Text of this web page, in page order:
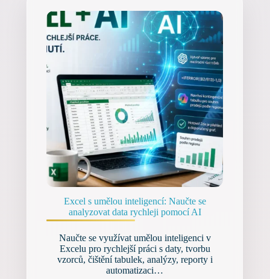
Excel s umělou inteligencí: Naučte se
analyzovat data rychleji pomocí AI
Naučte se využívat umělou inteligenci v
Excelu pro rychlejší práci s daty, tvorbu
vzorců, čištění tabulek, analýzy, reporty i
automatizaci…